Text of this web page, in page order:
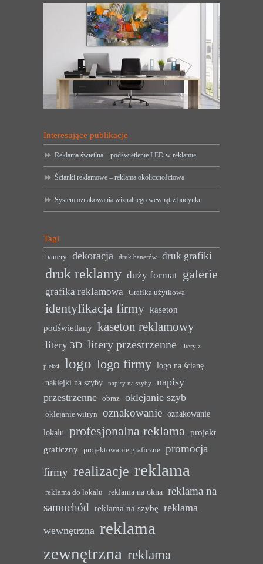
Interesujące publikacje
Reklama świetlna – podświetlenie LED w reklamie
Ścianki reklamowe – reklama okolicznościowa
System oznakowania wizualnego wewnątrz budynku
Tagi
banery dekoracja druk banerów druk grafiki
druk reklamy duży format galerie
grafika reklamowa Grafika użytkowa
identyfikacja firmy kaseton
podświetlany kaseton reklamowy
litery 3D litery przestrzenne litery z
pleksi logo logo firmy logo na ścianę
naklejki na szyby
napisy na szyby
napisy
przestrzenne
obraz oklejanie szyb
oklejanie witryn oznakowanie oznakowanie
lokalu profesjonalna reklama projekt
graficzny
projektowanie graficzne
promocja
firmy realizacje reklama
reklama do lokalu reklama na okna reklama na
samochód reklama na szybę reklama
wewnętrzna reklama
zewnętrzna reklama